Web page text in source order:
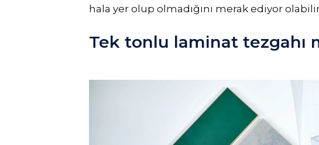
hala yer olup olmadığını merak ediyor
Tek tonlu laminat tezgahı